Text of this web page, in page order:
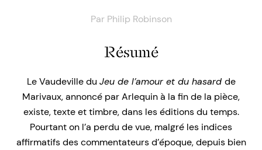
Par Philip Robinson
Résumé
Le Vaudeville du Jeu de l’amour et du hasard de
Marivaux, annoncé par Arlequin à la fin de la pièce,
existe, texte et timbre, dans les éditions du temps.
Pourtant on l’a perdu de vue, malgré les indices
affirmatifs des commentateurs d’époque, depuis bien